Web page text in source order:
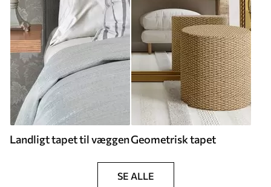
Landligt tapet til væggenGeometrisk tapet
SE ALLE